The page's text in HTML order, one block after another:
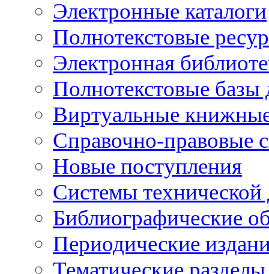
Электронные каталоги
Полнотекстовые
Электронная
Полнотекстовые
Виртуальные
Справочно-правовые
Новые поступления
Cистемы
Библиографические
Периодические